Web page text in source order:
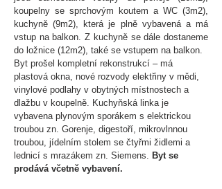
koupelny se sprchovým koutem a WC (3m2),
kuchyně (9m2), která je plně vybavená a má
vstup na balkon. Z kuchyně se dále dostaneme
do ložnice (12m2), také se vstupem na balkon.
Byt prošel kompletní rekonstrukcí – má
plastová okna, nové rozvody elektřiny v mědi,
vinylové podlahy v obytných místnostech a
dlažbu v koupelně. Kuchyňská linka je
vybavena plynovým sporákem s elektrickou
troubou zn. Gorenje, digestoří, mikrovlnnou
troubou, jídelním stolem se čtyřmi židlemi a
lednicí s mrazákem zn. Siemens. Byt se
prodává včetně vybavení.